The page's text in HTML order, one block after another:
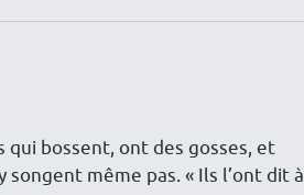
qui bossent, ont des gosses, et
même pas. « Ils l’ont dit à